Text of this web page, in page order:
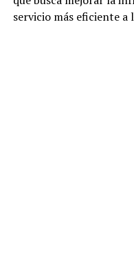
servicio más eficiente a